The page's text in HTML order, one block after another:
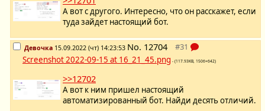
А вот с другого. Интересно, что он расскажет, если
туда зайдет настоящий бот.
Девочка 15.09.2022 (чт) 14:23:53 No. 12704
Screenshot 2022-09-15 at 16_21_45.png - (117.93KB, 1506×642)
>>12702
А вот к ним пришел настоящий
автоматизированный бот. Найди десять отличий.